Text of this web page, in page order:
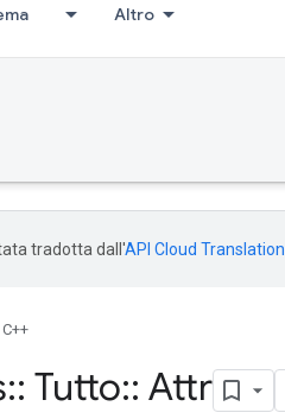
Altro
tradotta dall'API Cloud Translation
C++
:: Tutto:: Attr